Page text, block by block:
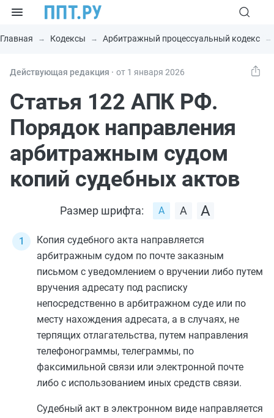
Главная Кодексы Арбитражный процессуальный кодекс
Действующая редакция ⸱ от 1 января 2026
Статья 122 АПК РФ.
Порядок направления
арбитражным судом
копий судебных актов
Размер шрифта:
Копия судебного акта направляется
арбитражным судом по почте заказным
письмом с уведомлением о вручении либо путем
вручения адресату под расписку
непосредственно в арбитражном суде или по
месту нахождения адресата, а в случаях, не
терпящих отлагательства, путем направления
телефонограммы, телеграммы, по
факсимильной связи или электронной почте
либо с использованием иных средств связи.
Судебный акт в электронном виде направляется